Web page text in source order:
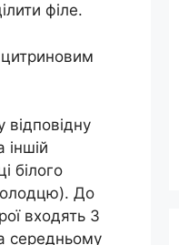
філе.
білого
До
входять 3
середньому